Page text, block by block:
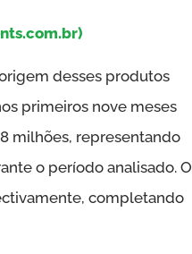
desses produtos
primeiros nove meses
milhões, representando
o período analisado. O
completando